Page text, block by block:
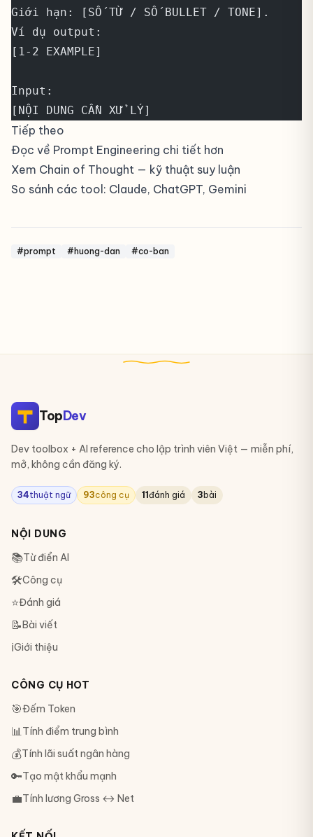
Giới hạn: [SỐ TỪ / SỐ BULLET / TONE].
Ví dụ output:
[1-2 EXAMPLE]
Input:
[NỘI DUNG CẦN XỬ LÝ]
Tiếp theo
Đọc về Prompt Engineering chi tiết hơn
Xem Chain of Thought — kỹ thuật suy luận
So sánh các tool: Claude, ChatGPT, Gemini
#prompt #huong-dan #co-ban
TopDev
Dev toolbox + AI reference cho lập trình viên Việt — miễn phí,
mở, không cần đăng ký.
34thuật ngữ 93công cụ 11đánh giá 3 bài
NỘI DUNG
📚Từ điển AI
🛠Công cụ
⭐Đánh giá
📝Bài viết
ℹ️Giới thiệu
CÔNG CỤ HOT
🎯Đếm Token
📊Tính điểm trung bình
💰Tính lãi suất ngân hàng
🔑Tạo mật khẩu mạnh
💼Tính lương Gross ↔ Net